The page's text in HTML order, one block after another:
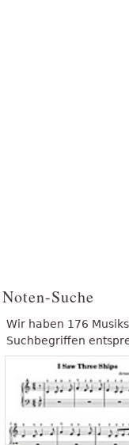
Noten-Suche
Wir haben 176
Suchbegriffen